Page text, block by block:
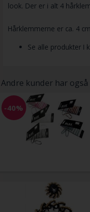
look. Der er i alt 4
Hårklemmerne er ca. 4
Se alle produkter I
Andre kunder har også
-40%